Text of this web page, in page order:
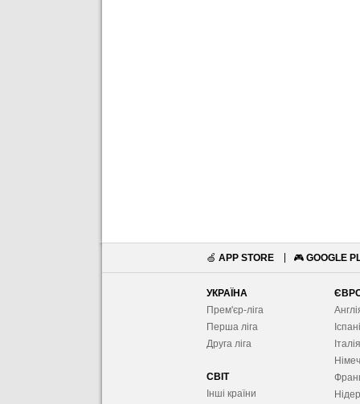
🍏 APP STORE 🎮 GOOGLE
УКРАЇНА
Прем'єр-ліга
Перша ліга
Друга ліга
СВІТ
Інші країни
Італія